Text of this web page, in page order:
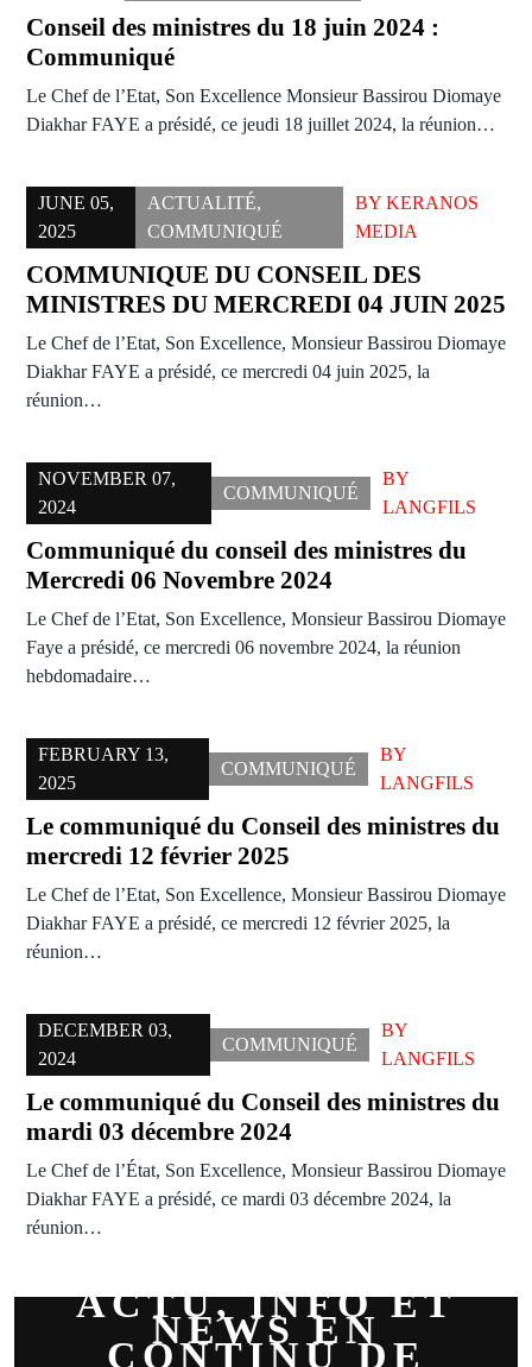
Conseil des ministres du 18 juin 2024 :
Communiqué
Le Chef de l’Etat, Son Excellence Monsieur Bassirou Diomaye
Diakhar FAYE a présidé, ce jeudi 18 juillet 2024, la réunion…
JUNE 05,
2025
ACTUALITÉ,
COMMUNIQUÉ
BYKERANOS
MEDIA
COMMUNIQUE DU CONSEIL DES
MINISTRES DU MERCREDI 04 JUIN 2025
Le Chef de l’Etat, Son Excellence, Monsieur Bassirou Diomaye
Diakhar FAYE a présidé, ce mercredi 04 juin 2025, la
réunion…
NOVEMBER 07,
2024
COMMUNIQUÉ
BY
LANGFILS
Communiqué du conseil des ministres du
Mercredi 06 Novembre 2024
Le Chef de l’Etat, Son Excellence, Monsieur Bassirou Diomaye
Faye a présidé, ce mercredi 06 novembre 2024, la réunion
hebdomadaire…
FEBRUARY 13,
2025
COMMUNIQUÉ
BY
LANGFILS
Le communiqué du Conseil des ministres du
mercredi 12 février 2025
Le Chef de l’Etat, Son Excellence, Monsieur Bassirou Diomaye
Diakhar FAYE a présidé, ce mercredi 12 février 2025, la
réunion…
DECEMBER 03,
2024
COMMUNIQUÉ
BY
LANGFILS
Le communiqué du Conseil des ministres du
mardi 03 décembre 2024
Le Chef de l’État, Son Excellence, Monsieur Bassirou Diomaye
Diakhar FAYE a présidé, ce mardi 03 décembre 2024, la
réunion…
ACTU, INFO ET
NEWS EN
CONTINU DE